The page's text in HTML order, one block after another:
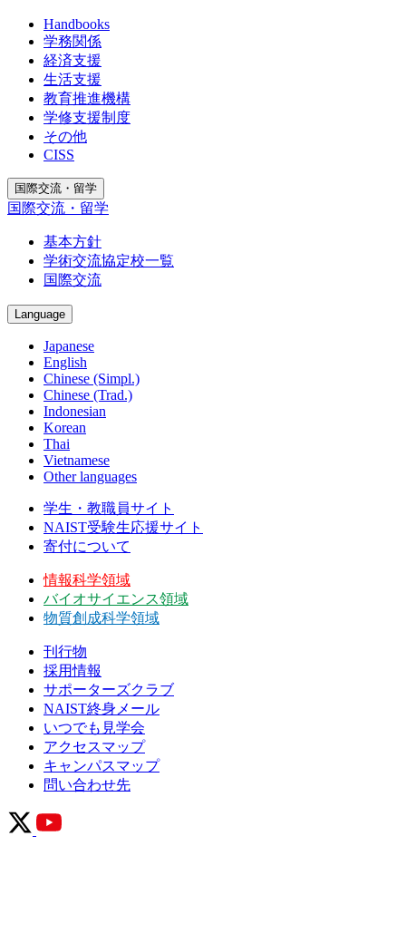
Handbooks
学務関係
経済支援
生活支援
教育推進機構
学修支援制度
その他
CISS
国際交流・留学
国際交流・留学
基本方針
学術交流協定校一覧
国際交流
Language
Japanese
English
Chinese (Simpl.)
Chinese (Trad.)
Indonesian
Korean
Thai
Vietnamese
Other languages
学生・教職員サイト
NAIST受験生応援サイト
寄付について
情報科学領域
バイオサイエンス領域
物質創成科学領域
刊行物
採用情報
サポーターズクラブ
NAIST終身メール
いつでも見学会
アクセスマップ
キャンパスマップ
問い合わせ先